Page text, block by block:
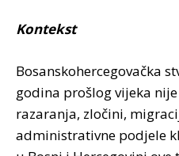
Kontekst
Bosanskohercegovačka
godina prošlog vijeka nije
razaranja, zločini,
administrativne podjele